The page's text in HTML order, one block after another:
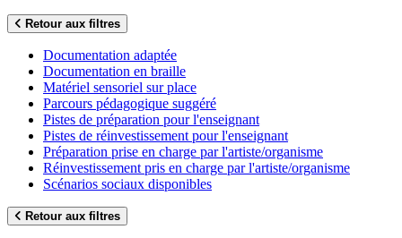
Retour aux filtres
Documentation adaptée
Documentation en braille
Matériel sensoriel sur place
Parcours pédagogique suggéré
Pistes de préparation pour l'enseignant
Pistes de réinvestissement pour l'enseignant
Préparation prise en charge par l'artiste/organisme
Réinvestissement pris en charge par l'artiste/organisme
Scénarios sociaux disponibles
Retour aux filtres